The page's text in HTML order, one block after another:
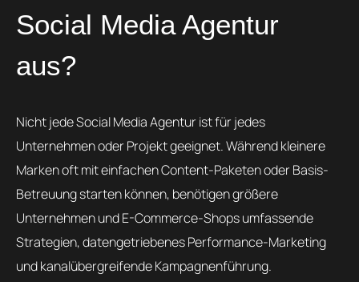
Social Media Agentur
aus?
Nicht jede Social Media Agentur ist für jedes
Unternehmen oder Projekt geeignet. Während kleinere
Marken oft mit einfachen Content-Paketen oder Basis-
Betreuung starten können, benötigen größere
Unternehmen und E-Commerce-Shops umfassende
Strategien, datengetriebenes Performance-Marketing
und kanalübergreifende Kampagnenführung.